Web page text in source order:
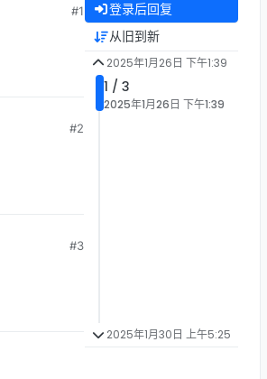
#1
#2
#3
登录后回复
从旧到新
2025年1月26日 下午1:39
1 / 3
2025年1月26日 下午1:39
2025年1月30日 上午5:25